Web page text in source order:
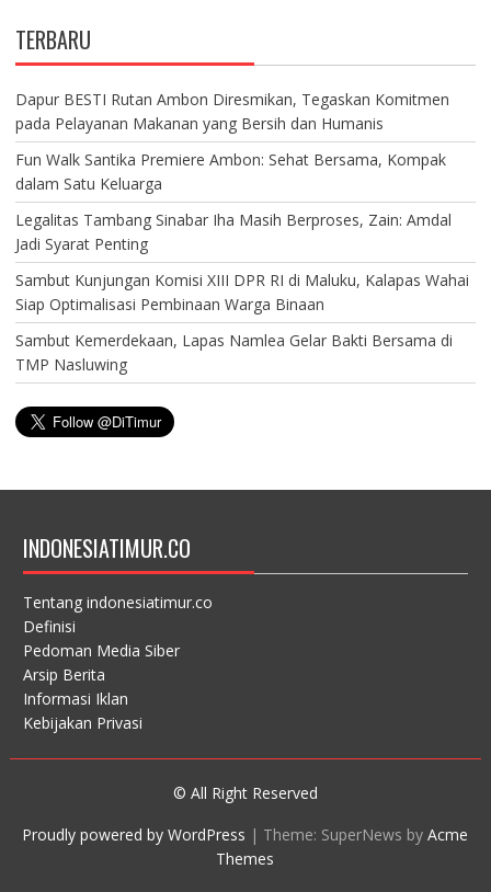
TERBARU
Dapur BESTI Rutan Ambon Diresmikan, Tegaskan Komitmen
pada Pelayanan Makanan yang Bersih dan Humanis
Fun Walk Santika Premiere Ambon: Sehat Bersama, Kompak
dalam Satu Keluarga
Legalitas Tambang Sinabar Iha Masih Berproses, Zain: Amdal
Jadi Syarat Penting
Sambut Kunjungan Komisi XIII DPR RI di Maluku, Kalapas Wahai
Siap Optimalisasi Pembinaan Warga Binaan
Sambut Kemerdekaan, Lapas Namlea Gelar Bakti Bersama di
TMP Nasluwing
INDONESIATIMUR.CO
Tentang indonesiatimur.co
Definisi
Pedoman Media Siber
Arsip Berita
Informasi Iklan
Kebijakan Privasi
© All Right Reserved
Proudly powered by WordPress | Theme: SuperNews byAcme
Themes